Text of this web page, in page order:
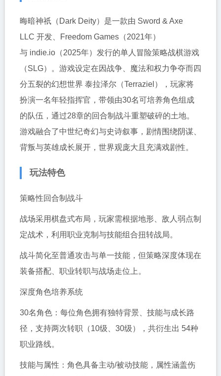
晦暗神祇（Dark Deity）是一款由 Sword & Axe
LLC 开发、Freedom Games（2021年）
与 indie.io（2025年）发行的单人冒险策略战棋游戏
（SLG）。游戏设定在因战争、魔法和权力争夺而四
分五裂的幻想世界 泰拉泽尔（Terraziel），玩家将
扮演一名年轻指挥官，带领由30名可培养角色组成
的队伍，通过28章的回合制战斗重塑破碎的土地。
游戏融合了中世纪奇幻与史诗叙事，剧情围绕阴谋、
背叛与英雄成长展开，世界观庞大且充满戏剧性。
玩法特色
策略性回合制战斗
战场采用棋盘式布局，玩家需根据地形、敌人弱点制
定战术，利用职业克制与技能组合扭转战局。
战斗简化至普通攻击与单一技能，但策略深度体现在
装备搭配、职业转职与战场走位上。
深度角色培养系统
30名角色：每位角色拥有独特背景、技能与成长路
径，支持两次转职（10级、30级），共衍生出 54种
职业路线。
技能与属性：角色具备主动/被动技能，属性涵盖伤